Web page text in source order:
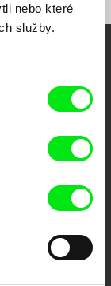
nebo které
služby.
evropských